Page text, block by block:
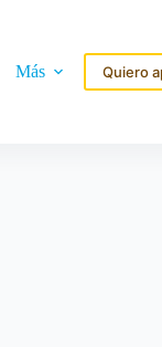
Más Quiero